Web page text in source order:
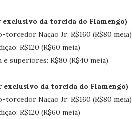
exclusivo da torcida do Flamengo)
Nação Jr: R$160 (R$80 meia)
R$120 (R$60 meia)
superiores: R$80 (R$40 meia)
exclusivo da torcida do Flamengo)
Nação Jr: R$160 (R$80 meia)
R$120 (R$60 meia)